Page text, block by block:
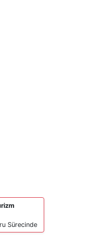
Sürecinde